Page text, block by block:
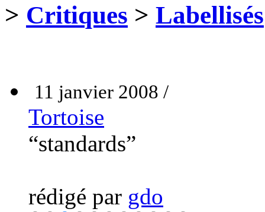
> Critiques > Labellisés
11 janvier 2008 /
Tortoise
“standards”
rédigé par gdo